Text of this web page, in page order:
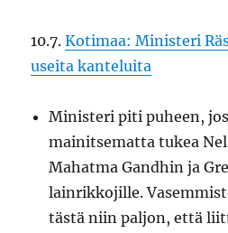
10.7.Kotimaa: Ministeri
useita kanteluita
Ministeri piti puheen,
mainitsematta tukea
Mahatma Gandhin ja
lainrikkojille.
tästä niin paljon, että